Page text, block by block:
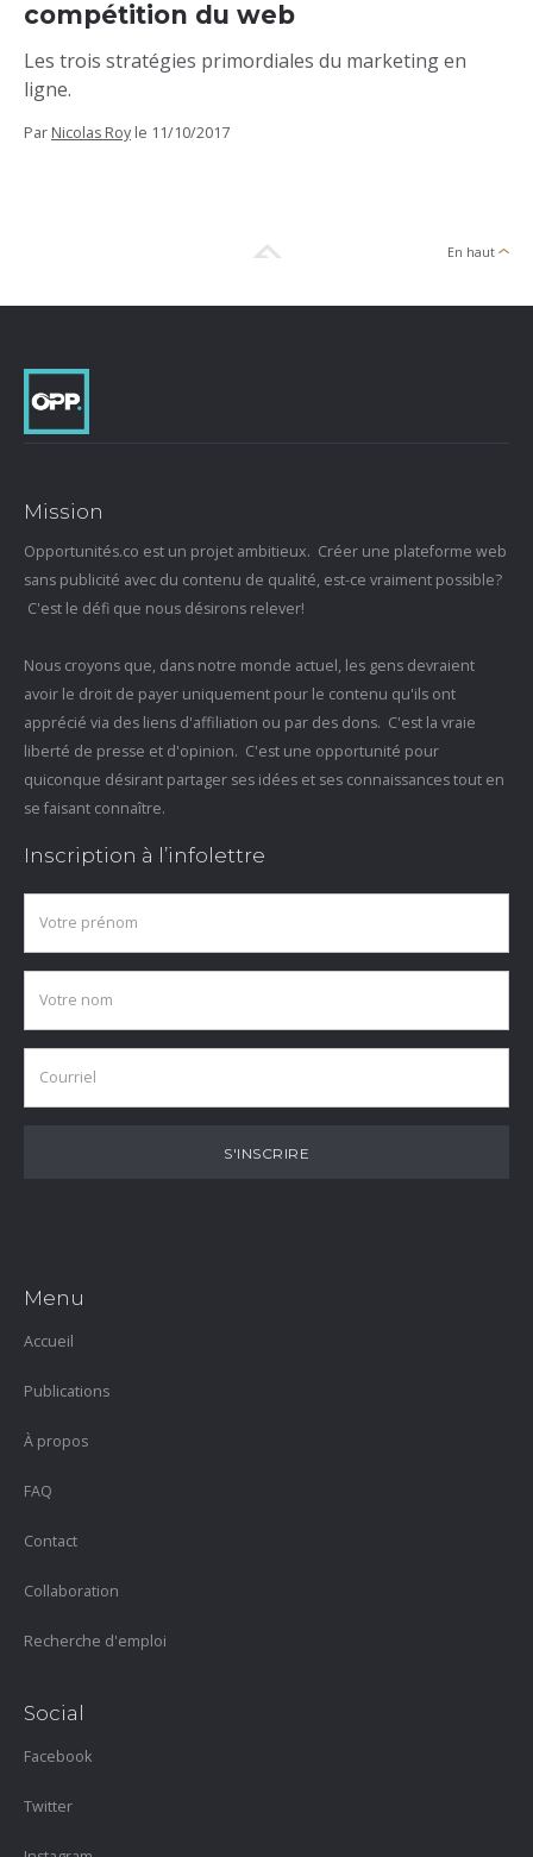
compétition du web
Les trois stratégies primordiales du marketing en
ligne.
Par Nicolas Roy le 11/10/2017
En haut
Mission
Opportunités.co est un projet ambitieux. Créer une plateforme web
sans publicité avec du contenu de qualité, est-ce vraiment possible?
C'est le défi que nous désirons relever!
Nous croyons que, dans notre monde actuel, les gens devraient
avoir le droit de payer uniquement pour le contenu qu'ils ont
apprécié via des liens d'affiliation ou par des dons. C'est la vraie
liberté de presse et d'opinion. C'est une opportunité pour
quiconque désirant partager ses idées et ses connaissances tout en
se faisant connaître.
Inscription à l’infolettre
Menu
Accueil
Publications
À propos
FAQ
Contact
Collaboration
Recherche d'emploi
Social
Facebook
Twitter